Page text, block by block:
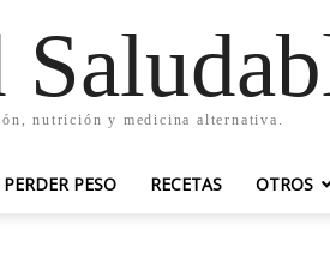
nutrición y medicina alternativa.
PERDER PESO RECETAS OTROS